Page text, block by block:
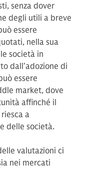
senza dover
degli utili a breve
essere
nella sua
società in
dall’adozione di
essere
market, dove
affinché il
a
delle società.
valutazioni ci
nei mercati